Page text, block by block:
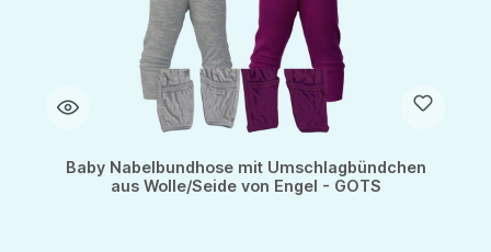
Baby Nabelbundhose mit Umschlagbündchen
aus Wolle/Seide von Engel - GOTS